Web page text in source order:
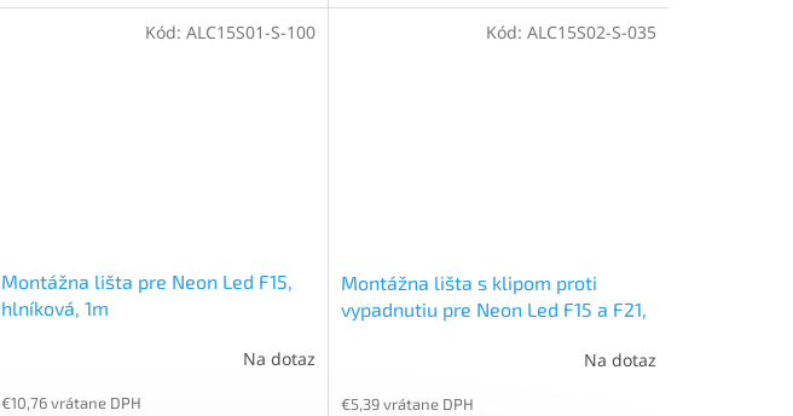
Montážna lišta pre Neon Led F15,
hlníková, 1m
Na dotaz
€10,76 vrátane DPH
Kód: ALC15S01-S-100
Montážna lišta s klipom proti
vypadnutiu pre Neon Led F15 a F21,
Na dotaz
€5,39 vrátane DPH
Kód: ALC15S02-S-035